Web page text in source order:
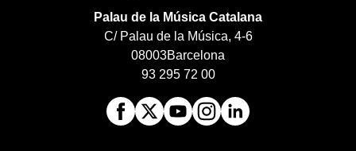
Palau de la Música Catalana
C/ Palau de la Música, 4-6
08003Barcelona
93 295 72 00